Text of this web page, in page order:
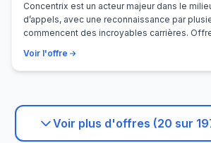
Concentrix est un acteur majeur dans le
d’appels, avec une reconnaissance par
commencent des incroyables carrières.
Voir l'offre
Voir plus d'offres (20 sur